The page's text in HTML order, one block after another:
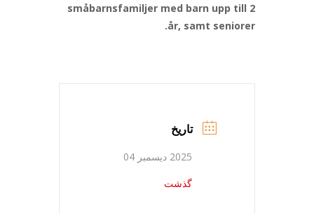
småbarnsfamiljer med barn upp till 2
år, samt seniorer.
تاریخ
2025 دیسمبر 04
گذشت